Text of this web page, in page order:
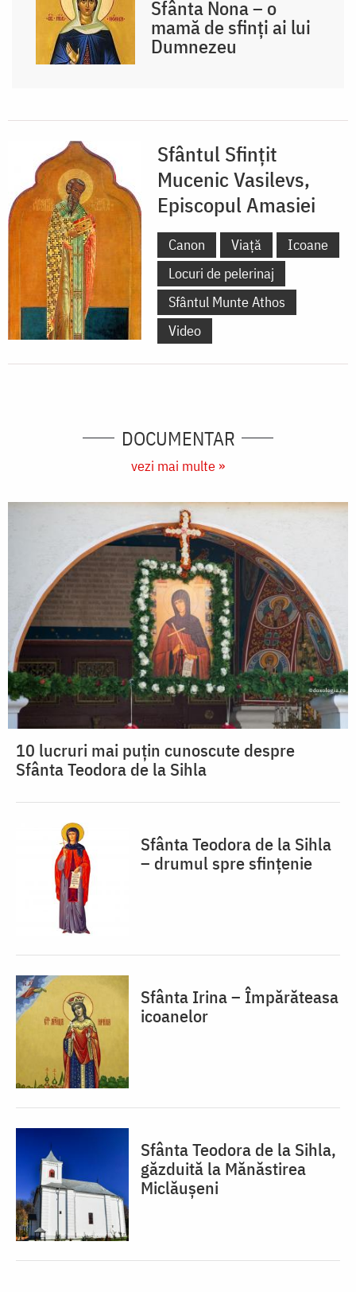
Sfânta Nona – o
mamă de sfinți ai lui
Dumnezeu
Sfântul Sfințit
Mucenic Vasilevs,
Episcopul Amasiei
Canon Viață
Icoane
Locuri de pelerinaj
Sfântul Munte Athos
Video
DOCUMENTAR
vezi mai multe »
10 lucruri mai puțin cunoscute despre
Sfânta Teodora de la Sihla
Sfânta Teodora de la Sihla
– drumul spre sfințenie
Sfânta Irina – Împărăteasa
icoanelor
Sfânta Teodora de la Sihla,
găzduită la Mănăstirea
Miclăușeni